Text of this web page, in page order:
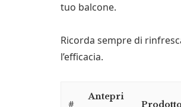
tuo balcone.
Ricorda sempre di
l’efficacia.
#
Antepri